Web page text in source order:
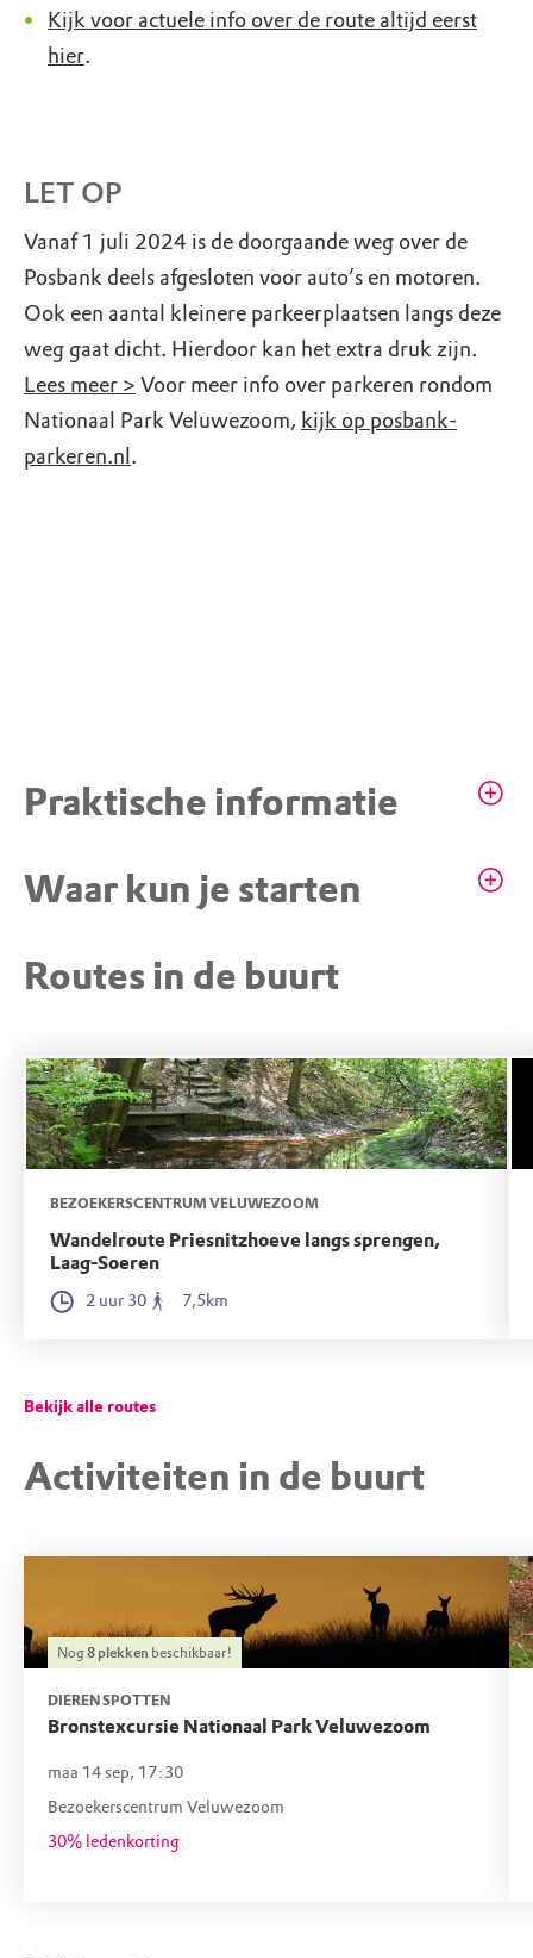
Kijk voor actuele info over de route altijd eerst
hier.
LET OP
Vanaf 1 juli 2024 is de doorgaande weg over de
Posbank deels afgesloten voor auto’s en motoren.
Ook een aantal kleinere parkeerplaatsen langs deze
weg gaat dicht. Hierdoor kan het extra druk zijn.
Lees meer > Voor meer info over parkeren rondom
Nationaal Park Veluwezoom, kijk op posbank-
parkeren.nl .
Praktische informatie
paden
professioneel gebruik alleen na
Waar kun je starten
STARTPUNT
Bosque Vier en Ontmoet
Harderwijkerweg 28, 6961 GE Eerbeek (GD)
Routes in de buurt
BEZOEKERSCENTRUM VELUWEZOOM
Wandelroute Priesnitzhoeve langs sprengen,
Laag-Soeren
2 uur 30 7,5km
Bekijk alle routes
Activiteiten in de buurt
Nog8 plekken beschikbaar!
DIEREN SPOTTEN
Bronstexcursie Nationaal Park Veluwezoom
maa 14 sep, 17:30
Bezoekerscentrum Veluwezoom
30% ledenkorting